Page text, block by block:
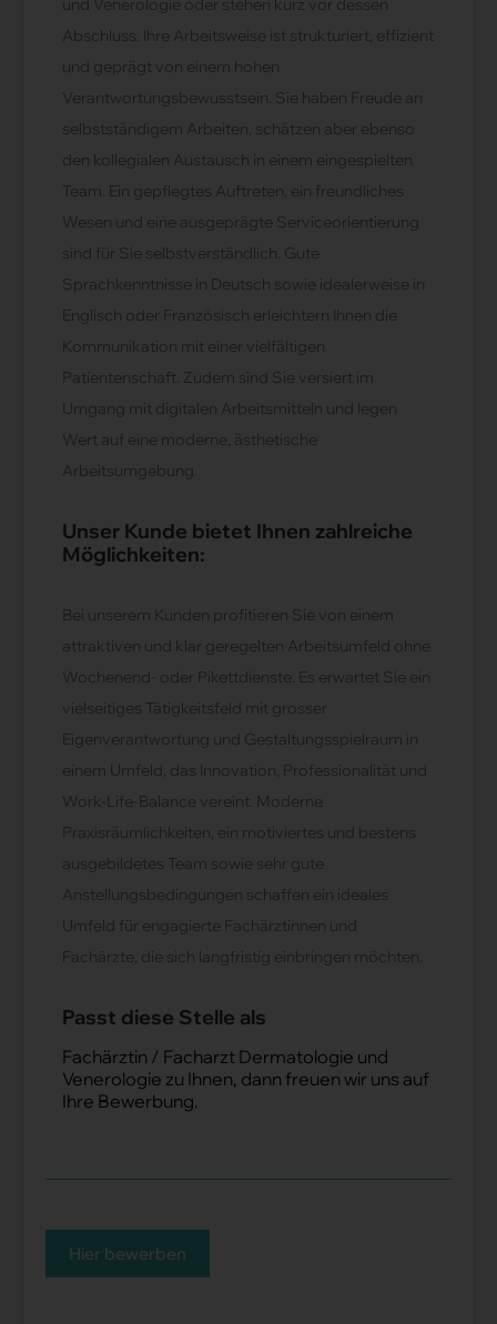
und Venerologie oder stehen kurz vor dessen
Abschluss. Ihre Arbeitsweise ist strukturiert, effizient
und geprägt von einem hohen
Verantwortungsbewusstsein. Sie haben Freude an
selbstständigem Arbeiten, schätzen aber ebenso
den kollegialen Austausch in einem eingespielten
Team. Ein gepflegtes Auftreten, ein freundliches
Wesen und eine ausgeprägte Serviceorientierung
sind für Sie selbstverständlich. Gute
Sprachkenntnisse in Deutsch sowie idealerweise in
Englisch oder Französisch erleichtern Ihnen die
Kommunikation mit einer vielfältigen
Patientenschaft. Zudem sind Sie versiert im
Umgang mit digitalen Arbeitsmitteln und legen
Wert auf eine moderne, ästhetische
Arbeitsumgebung.
Unser Kunde bietet Ihnen zahlreiche
Möglichkeiten:
Bei unserem Kunden profitieren Sie von einem
attraktiven und klar geregelten Arbeitsumfeld ohne
Wochenend- oder Pikettdienste. Es erwartet Sie ein
vielseitiges Tätigkeitsfeld mit grosser
Eigenverantwortung und Gestaltungsspielraum in
einem Umfeld, das Innovation, Professionalität und
Work-Life-Balance vereint. Moderne
Praxisräumlichkeiten, ein motiviertes und bestens
ausgebildetes Team sowie sehr gute
Anstellungsbedingungen schaffen ein ideales
Umfeld für engagierte Fachärztinnen und
Fachärzte, die sich langfristig einbringen möchten.
Passt diese Stelle als
Fachärztin / Facharzt Dermatologie und
Venerologie zu Ihnen, dann freuen wir uns auf
Ihre Bewerbung.
Hier bewerben